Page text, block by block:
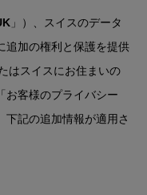
」）、スイスのデータ
追加の権利と保護を提供
はスイスにお住まいの
お客様のプライバシー
下記の追加情報が適用さ